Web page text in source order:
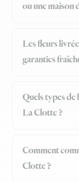
ou une maison
Les fleurs
garanties
Quels types
La Clotte ?
Comment
Clotte ?